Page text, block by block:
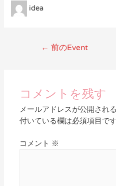
idea
← 前のEvent
コメントを残す
メールアドレスが公開され
付いている欄は必須項目です
コメント ※